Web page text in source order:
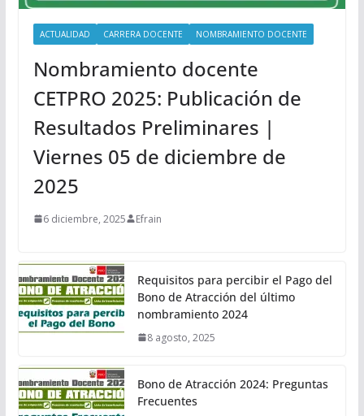
ACTUALIDAD CARRERA DOCENTE NOMBRAMIENTO DOCENTE
Nombramiento docente
CETPRO 2025: Publicación de
Resultados Preliminares |
Viernes 05 de diciembre de
2025
6 diciembre, 2025 Efrain
Requisitos para percibir el Pago del
Bono de Atracción del último
nombramiento 2024
8 agosto, 2025
Bono de Atracción 2024: Preguntas
Frecuentes